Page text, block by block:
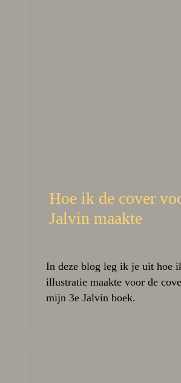
Hoe ik de cover
Jalvin maakte
In deze blog leg ik je uit hoe
illustratie maakte voor de
mijn 3e Jalvin boek.